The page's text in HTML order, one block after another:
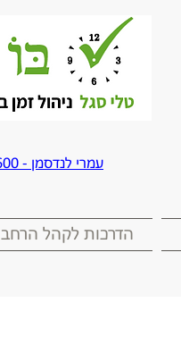
עמרי לנדסמן - 054-8142600
הדרכות לקהל הרחב